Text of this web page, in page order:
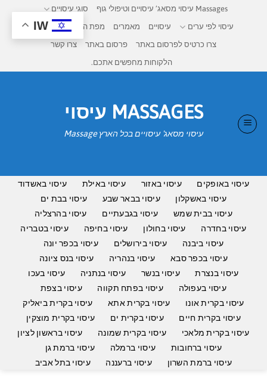
Massages עיסוי מסאג’ עיסויים וטיפולי גוף
סוגי עיסויים
עיסוי לפי ערים
עיסויים מאמרים
מפת העיסויים בישראל
צרו כרטיס לפרסום באתר
פרסום באתר
צרו קשר
הלקוחות מחפשים אתכם.
MASSAGES עיסוי
עיסוי מסאג' עיסויים בכל הארץ Massage
עיסוי באופקים עיסוי באזור עיסוי באילת
עיסוי באשדוד
עיסוי באשקלון
עיסוי בבאר שבע
עיסוי בבת ים
עיסוי בבית שמש
עיסוי בגבעתיים
עיסוי בהרצליה
עיסוי בחדרה
עיסוי בחולון עיסוי בחיפה
עיסוי בטבריה
עיסוי ביבנה
עיסוי בירושלים
עיסוי בכפר יונה
עיסוי בכפר סבא
עיסוי בנהריה
עיסוי בנס ציונה
עיסוי בנצרת
עיסוי בנשר עיסוי בנתניה
עיסוי בעכו
עיסוי בעפולה
עיסוי בפתח תקווה
עיסוי בצפת
עיסוי בקרית אונו
עיסוי בקרית אתא
עיסוי בקרית ביאליק
עיסוי בקרית חיים
עיסוי בקרית ים
עיסוי בקרית מוצקין
עיסוי בקרית מלאכי
עיסוי בקרית שמונה
עיסוי בראשון לציון
עיסוי ברחובות
עיסוי ברמלה
עיסוי ברמת גן
עיסוי ברמת השרון
עיסוי ברעננה עיסוי בתל אביב
IW